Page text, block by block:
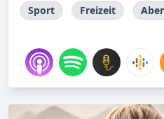
Sport Freizeit